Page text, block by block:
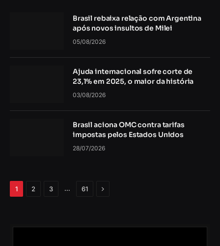
Brasil rebaixa relação com Argentina
após novos insultos de Milei
05/08/2026
Ajuda internacional sofre corte de
23,1% em 2025, o maior da história
03/08/2026
Brasil aciona OMC contra tarifas
impostas pelos Estados Unidos
28/07/2026
1 2 3 … 61 Próximo